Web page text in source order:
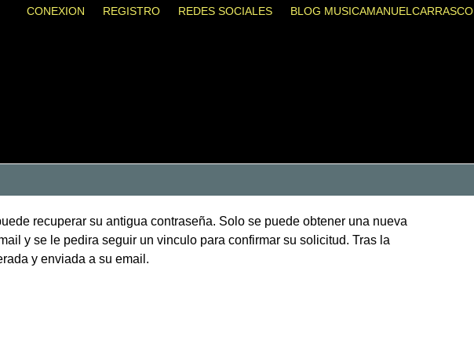
CONEXION REGISTRO REDES SOCIALES BLOG MUSICAMANUELCARRASCO
recuperar su antigua contraseña. Solo se puede obtener una nueva
y se le pedira seguir un vinculo para confirmar su solicitud. Tras la
y enviada a su email.